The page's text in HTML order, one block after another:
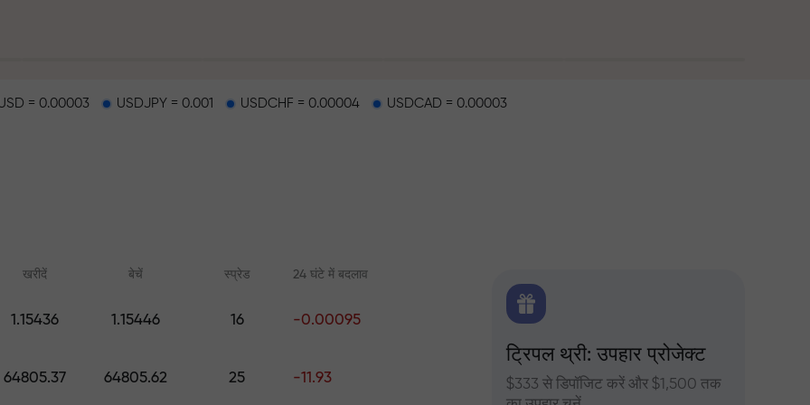
= 0.00003 USDJPY = 0.001 USDCHF = 0.00004 USDCAD = 0.00003
खरीदें बेचें स्प्रेड 24 घंटे में बदलाव
1.15436 1.15446 16 -0.00095
64805.37 64805.62 25 -11.93
शुरुआत से ट्रेडिंग सीखें — सभी स्तरों के
फॉरेक्स, क्रिप्टो और फ्यूचर्स के दैनिक
ट्रिपल थ्री: उपहार प्रोजेक्ट
$333 से डिपॉजिट करें और $1,500 तक